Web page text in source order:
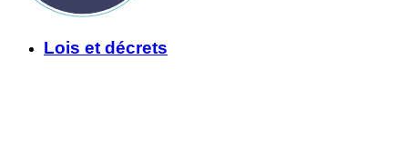
Lois et décrets